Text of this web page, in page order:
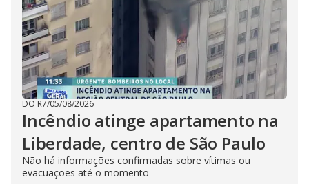
DO R7/05/08/2026
Incêndio atinge apartamento na
Liberdade, centro de São Paulo
Não há informações confirmadas sobre vítimas ou
evacuações até o momento